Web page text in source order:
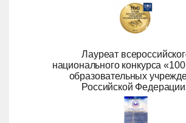
Лауреат
национального конкурса
образовательных
Российской